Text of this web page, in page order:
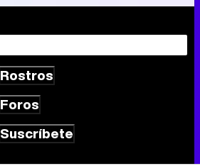
Tráiler de la tercera temporada de 'The Walking Dead: Dead City' de AMC+
Canción ganadora de Eurovisión 2026: DARA con "Bangaranga" por Bulgaria
Rostros
Foros
Suscríbete